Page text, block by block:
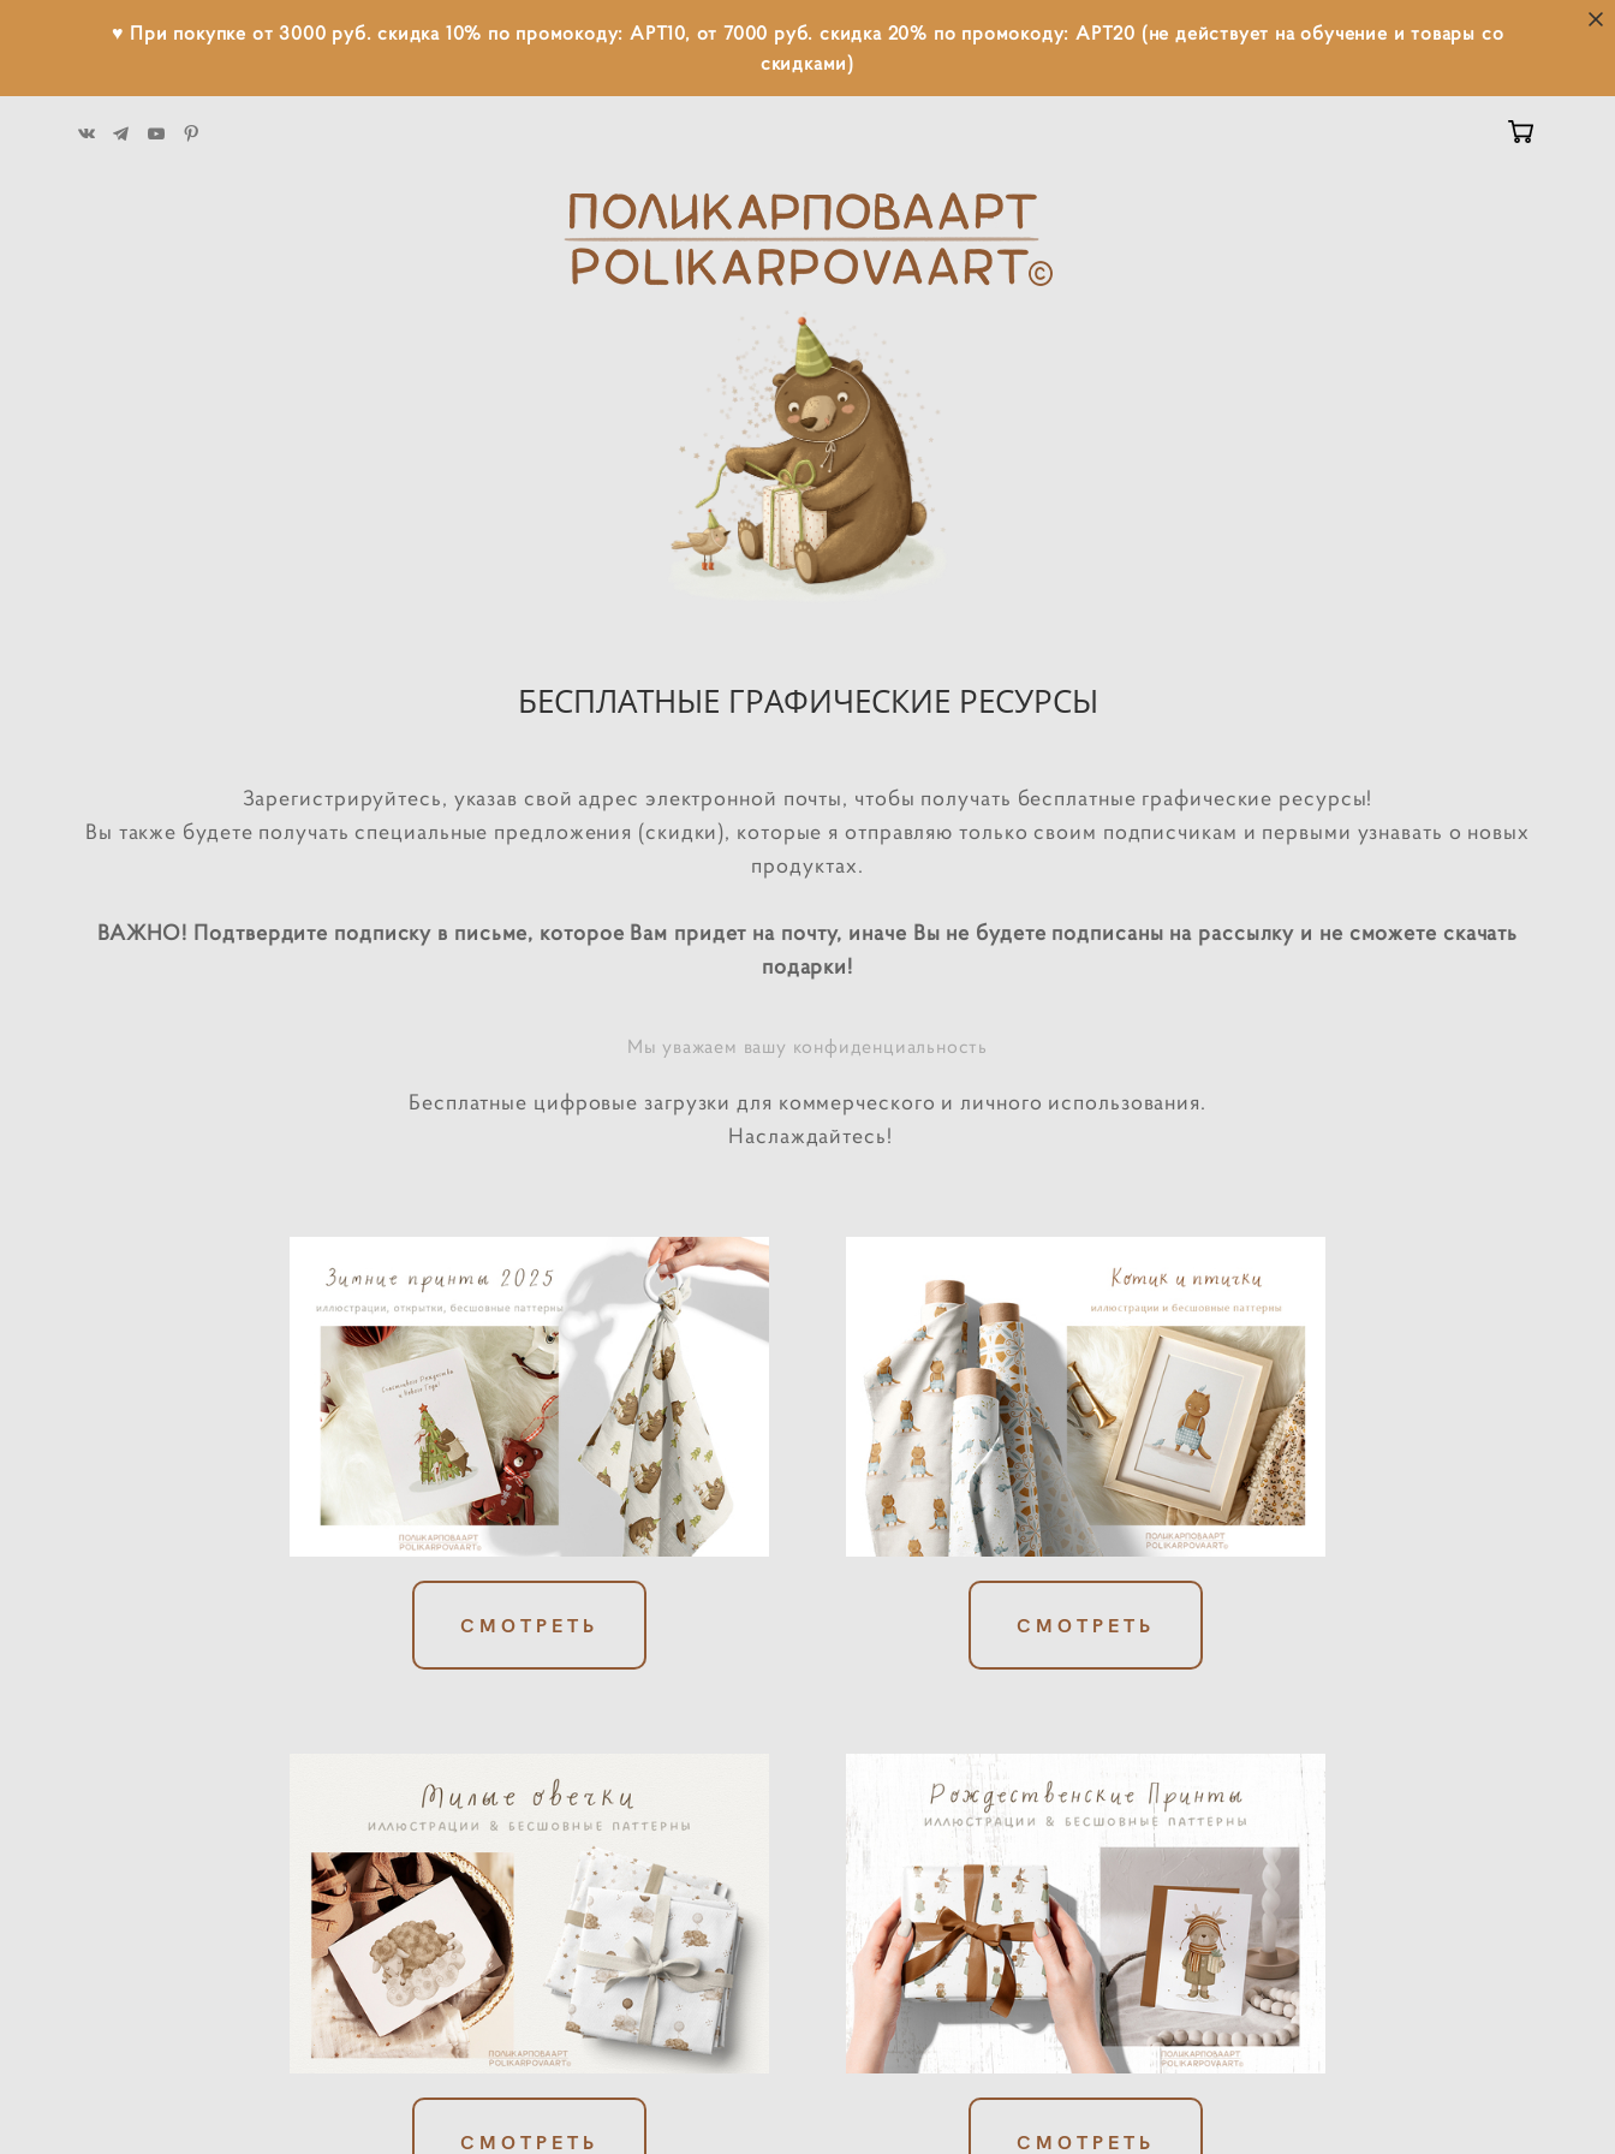
♥ При покупке от 3000 руб. скидка 10% по промокоду: АРТ10, от 7000 руб. скидка 20% по промокоду: АРТ20 (не действует на обучение и товары со
скидками)
БЕСПЛАТНЫЕ ГРАФИЧЕСКИЕ РЕСУРСЫ
Зарегистрируйтесь, указав свой адрес электронной почты, чтобы получать бесплатные графические ресурсы!
Вы также будете получать специальные предложения (скидки), которые я отправляю только своим подписчикам и первыми узнавать о новых
продуктах.
ВАЖНО! Подтвердите подписку в письме, которое Вам придет на почту, иначе Вы не будете подписаны на рассылку и не сможете скачать
подарки!
Мы уважаем вашу конфиденциальность
Бесплатные цифровые загрузки для коммерческого и личного использования.
Наслаждайтесь!
СМОТРЕТЬ СМОТРЕТЬ
СМОТРЕТЬ СМОТРЕТЬ